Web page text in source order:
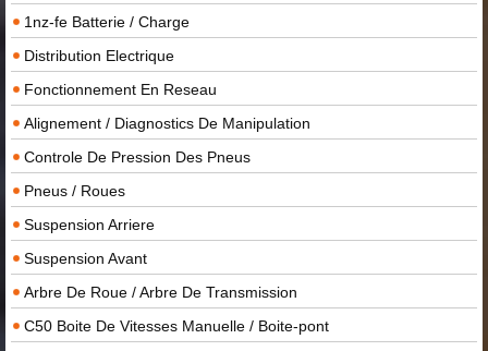
1nz-fe Batterie / Charge
Distribution Electrique
Fonctionnement En Reseau
Alignement / Diagnostics De Manipulation
Controle De Pression Des Pneus
Pneus / Roues
Suspension Arriere
Suspension Avant
Arbre De Roue / Arbre De Transmission
C50 Boite De Vitesses Manuelle / Boite-pont